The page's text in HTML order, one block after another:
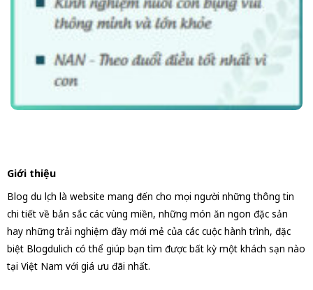
Giới thiệu
Blog du lịch là website mang đến cho mọi người những thông tin
chi tiết về bản sắc các vùng miền, những món ăn ngon đặc sản
hay những trải nghiệm đầy mới mẻ của các cuộc hành trình, đặc
biệt Blogdulich có thể giúp bạn tìm được bất kỳ một khách sạn nào
tại Việt Nam với giá ưu đãi nhất.